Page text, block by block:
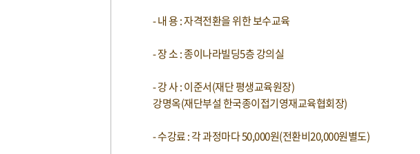
- 내 용 : 자격전환을 위한 보수교육
- 장 소 : 종이나라빌딩5층 강의실
- 강 사 : 이준서(재단 평생교육원장)
강명옥(재단부설 한국종이접기영재교육협회장)
- 수강료 : 각 과정마다 50,000원(전환비20,000원별도)